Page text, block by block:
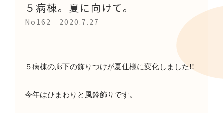
５病棟。夏に向けて。
No162 2020.7.27
５病棟の廊下の飾りつけが夏仕様に変化しました!!
今年はひまわりと風鈴飾りです。